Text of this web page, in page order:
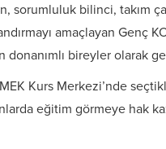
bilinci, takım
amaçlayan Genç
bireyler olarak
Kurs Merkezi’nde
eğitim görmeye hak